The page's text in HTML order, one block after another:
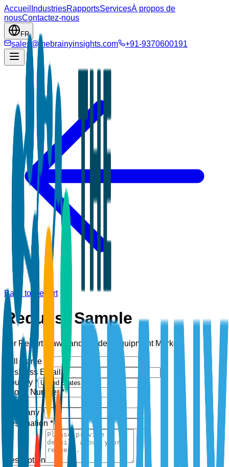
Accueil IndustriesRapportsServicesÀ propos de
nousContactez-nous
FR
sales@thebrainyinsights.com +91-9370600191
Back to Report
Request Sample
For Report: Lawn and Garden Equipment Market
Full Name *
Business Email *
Country *
Phone Number *
Company *
Designation *
Description